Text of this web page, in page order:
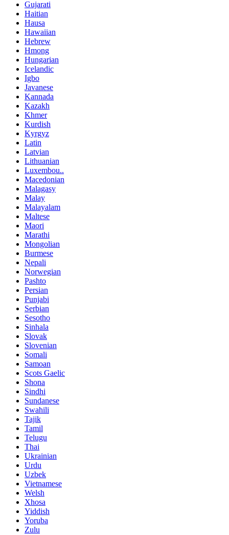
Gujarati
Haitian
Hausa
Hawaiian
Hebrew
Hmong
Hungarian
Icelandic
Igbo
Javanese
Kannada
Kazakh
Khmer
Kurdish
Kyrgyz
Latin
Latvian
Lithuanian
Luxembou..
Macedonian
Malagasy
Malay
Malayalam
Maltese
Maori
Marathi
Mongolian
Burmese
Nepali
Norwegian
Pashto
Persian
Punjabi
Serbian
Sesotho
Sinhala
Slovak
Slovenian
Somali
Samoan
Scots Gaelic
Shona
Sindhi
Sundanese
Swahili
Tajik
Tamil
Telugu
Thai
Ukrainian
Urdu
Uzbek
Vietnamese
Welsh
Xhosa
Yiddish
Yoruba
Zulu